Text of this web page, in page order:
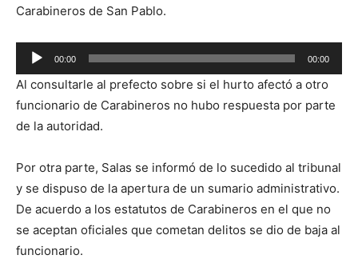
Carabineros de San Pablo.
Reproductor
de
audio
00:00 00:00
Al consultarle al prefecto sobre si el hurto afectó a otro
funcionario de Carabineros no hubo respuesta por parte
de la autoridad.
Por otra parte, Salas se informó de lo sucedido al tribunal
y se dispuso de la apertura de un sumario administrativo.
De acuerdo a los estatutos de Carabineros en el que no
se aceptan oficiales que cometan delitos se dio de baja al
funcionario.